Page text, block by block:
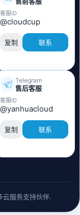
系。
运维与内容同步支
海服务支持。
服务支持伙伴.
客服ID
@cloudcup
复制 联系
Telegram
售后客服
客服ID
@yanhuacloud
复制 联系